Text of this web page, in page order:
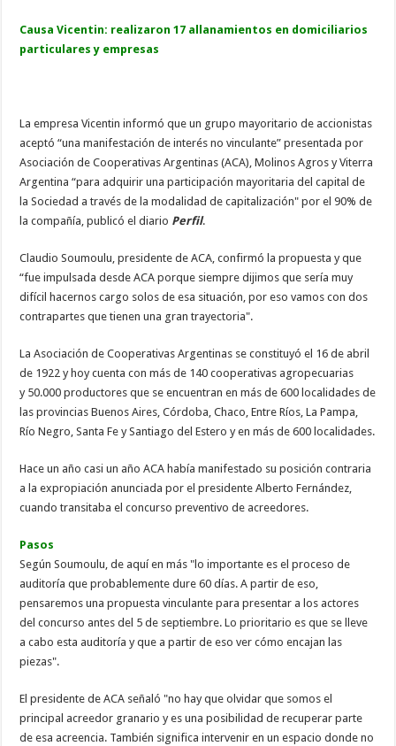
Causa Vicentin: realizaron 17 allanamientos en domiciliarios
particulares y empresas
La empresa Vicentin informó que un grupo mayoritario de accionistas
aceptó “una manifestación de interés no vinculante” presentada por
Asociación de Cooperativas Argentinas (ACA), Molinos Agros y Viterra
Argentina “para adquirir una participación mayoritaria del capital de
la Sociedad a través de la modalidad de capitalización" por el 90% de
la compañía, publicó el diario Perfil.
Claudio Soumoulu, presidente de ACA, confirmó la propuesta y que
“fue impulsada desde ACA porque siempre dijimos que sería muy
difícil hacernos cargo solos de esa situación, por eso vamos con dos
contrapartes que tienen una gran trayectoria".
La Asociación de Cooperativas Argentinas se constituyó el 16 de abril
de 1922 y hoy cuenta con más de 140 cooperativas agropecuarias
y 50.000 productores que se encuentran en más de 600 localidades de
las provincias Buenos Aires, Córdoba, Chaco, Entre Ríos, La Pampa,
Río Negro, Santa Fe y Santiago del Estero y en más de 600 localidades.
Hace un año casi un año ACA había manifestado su posición contraria
a la expropiación anunciada por el presidente Alberto Fernández,
cuando transitaba el concurso preventivo de acreedores.
Pasos
Según Soumoulu, de aquí en más "lo importante es el proceso de
auditoría que probablemente dure 60 días. A partir de eso,
pensaremos una propuesta vinculante para presentar a los actores
del concurso antes del 5 de septiembre. Lo prioritario es que se lleve
a cabo esta auditoría y que a partir de eso ver cómo encajan las
piezas".
El presidente de ACA señaló "no hay que olvidar que somos el
principal acreedor granario y es una posibilidad de recuperar parte
de esa acreencia. También significa intervenir en un espacio donde no